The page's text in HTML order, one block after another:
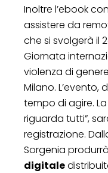
Inoltre l’ebook
assistere da
che si svolgerà il
Giornata
violenza di
Milano. L’evento,
tempo di agire.
riguarda tutti”,
registrazione.
Sorgenia produrrà
digitale